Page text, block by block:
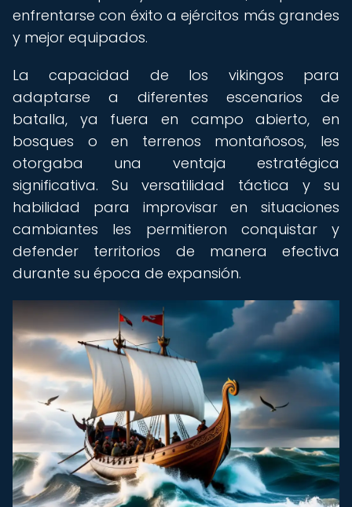
enfrentarse con éxito a ejércitos más grandes
y mejor equipados.
La capacidad de los vikingos para
adaptarse a diferentes escenarios de
batalla, ya fuera en campo abierto, en
bosques o en terrenos montañosos, les
otorgaba una ventaja estratégica
significativa. Su versatilidad táctica y su
habilidad para improvisar en situaciones
cambiantes les permitieron conquistar y
defender territorios de manera efectiva
durante su época de expansión.